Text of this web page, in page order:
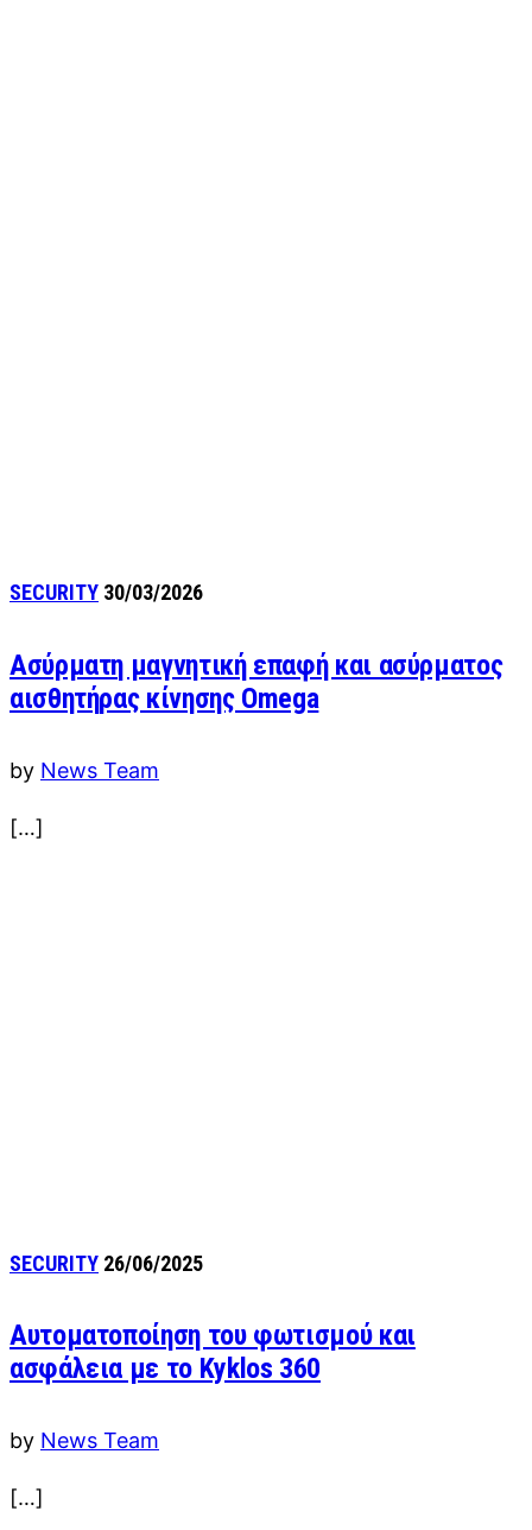
SECURITY 30/03/2026
Ασύρματη μαγνητική επαφή και ασύρματος
αισθητήρας κίνησης Omega
by News Team
[…]
SECURITY 26/06/2025
Αυτοματοποίηση του φωτισμού και
ασφάλεια με το Kyklos 360
by News Team
[…]